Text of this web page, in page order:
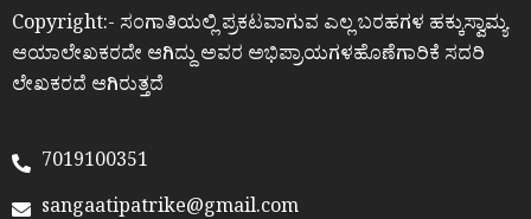
Copyright:- ಸಂಗಾತಿಯಲ್ಲಿ ಪ್ರಕಟವಾಗುವ ಎಲ್ಲ ಬರಹಗಳ ಹಕ್ಕುಸ್ವಾಮ್ಯ
ಆಯಾಲೇಖಕರದೇ ಆಗಿದ್ದು ಅವರ ಅಭಿಪ್ರಾಯಗಳಹೊಣೆಗಾರಿಕೆ ಸದರಿ
ಲೇಖಕರದೆ ಆಗಿರುತ್ತದೆ
7019100351
sangaatipatrike@gmail.com